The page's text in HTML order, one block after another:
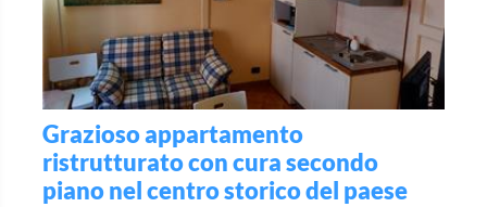
Grazioso appartamento
ristrutturato con cura secondo
piano nel centro storico del paese